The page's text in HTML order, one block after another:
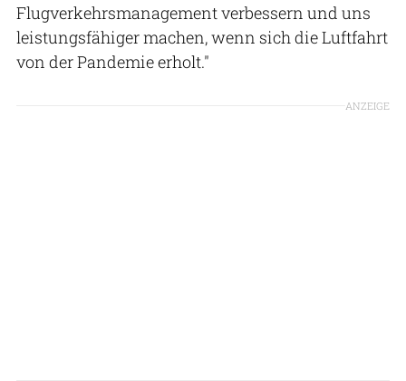
Flugverkehrsmanagement verbessern und uns
leistungsfähiger machen, wenn sich die Luftfahrt
von der Pandemie erholt."
ANZEIGE